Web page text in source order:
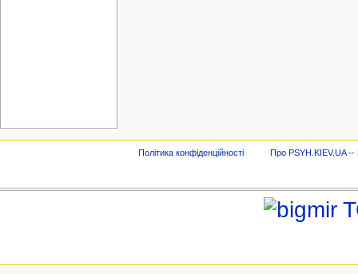
Політика конфіденційності Про PSYH.KIEV.UA --